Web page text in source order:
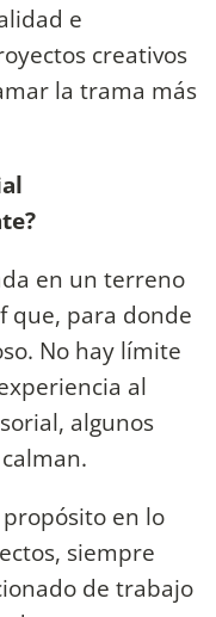
e
creativos
la trama más
en un terreno
que, para donde
No hay límite
al
algunos
en lo
siempre
de trabajo